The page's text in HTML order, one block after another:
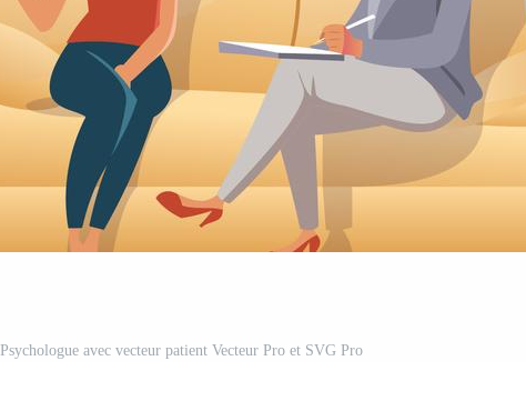
Psychologue avec vecteur patient Vecteur Pro et SVG Pro